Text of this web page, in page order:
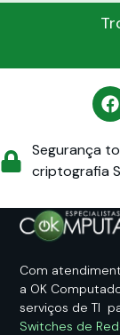
Segurança
criptografia
Com
a OK
serviços de TI
Switches de